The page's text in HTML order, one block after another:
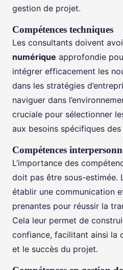
gestion de projet.
Compétences techniques
Les consultants doivent
numérique approfondie
intégrer efficacement les
dans les stratégies
naviguer dans
cruciale pour sélectionner
aux besoins spécifiques des
Compétences
L’importance des
doit pas être sous-estimée.
établir une communication
prenantes pour réussir la
Cela leur permet de
confiance, facilitant ainsi la
et le succès du projet.